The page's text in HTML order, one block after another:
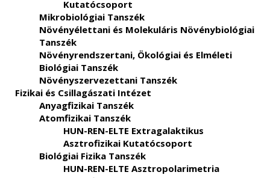
Kutatócsoport
Mikrobiológiai Tanszék
Növényélettani és Molekuláris Növénybiológiai
Tanszék
Növényrendszertani, Ökológiai és Elméleti
Biológiai Tanszék
Növényszervezettani Tanszék
Fizikai és Csillagászati Intézet
Anyagfizikai Tanszék
Atomfizikai Tanszék
HUN-REN-ELTE Extragalaktikus
Asztrofizikai Kutatócsoport
Biológiai Fizika Tanszék
HUN-REN-ELTE Asztropolarimetria